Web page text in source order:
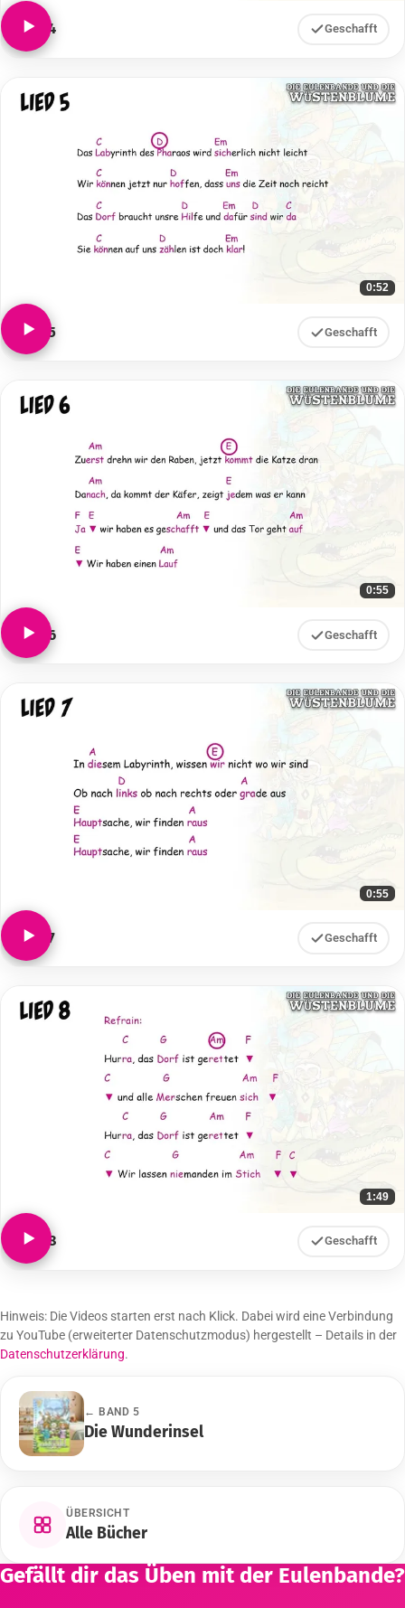
Lied 4 Geschafft
0:52
Lied 5 Geschafft
0:55
Lied 6 Geschafft
0:55
Lied 7 Geschafft
1:49
Lied 8 Geschafft
Hinweis: Die Videos starten erst nach Klick. Dabei wird eine Verbindung
zu YouTube (erweiterter Datenschutzmodus) hergestellt – Details in der
Datenschutzerklärung.
← BAND 5
Die Wunderinsel
ÜBERSICHT
Alle Bücher
Gefällt dir das Üben mit der Eulenbande?